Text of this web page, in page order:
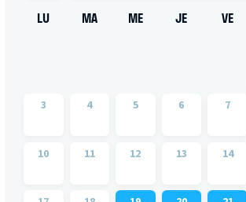
LU MA ME JE VE
3 4 5 6 7
10 11 12 13 14